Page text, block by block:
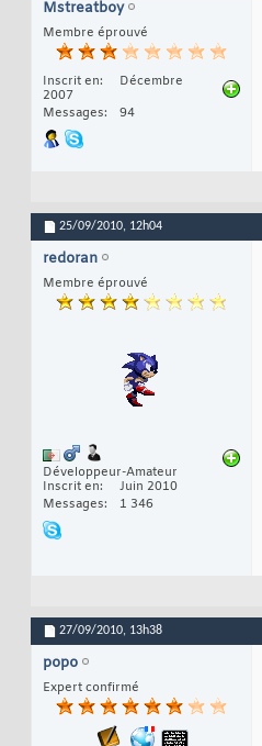
Mstreatboy
Membre éprouvé
Inscrit en
Décembre
2007
Messages
94
25/09/2010, 12h04
redoran
Membre éprouvé
Développeur-Amateur
Inscrit en
Juin 2010
Messages
1 346
27/09/2010, 13h38
popo
Expert confirmé